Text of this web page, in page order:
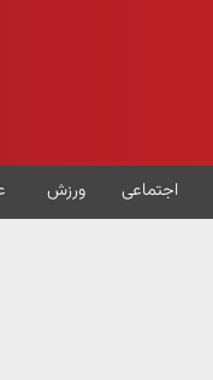
اجتماعی ورزش